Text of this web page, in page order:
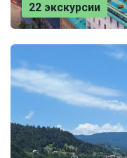
22 экскурсии